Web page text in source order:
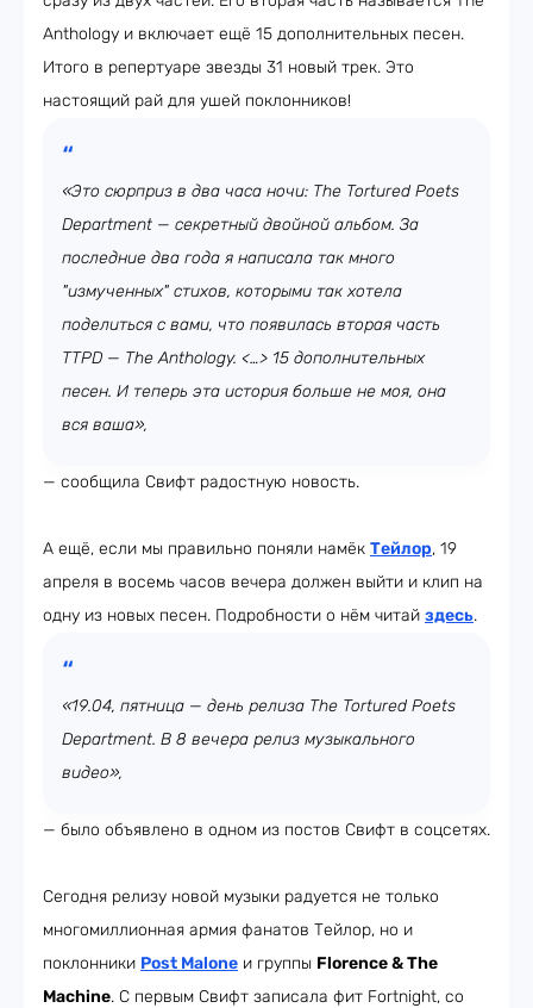
Anthology и включает ещё 15 дополнительных песен.
Итого в репертуаре звезды 31 новый трек. Это
настоящий рай для ушей поклонников!
«Это сюрприз в два часа ночи: The Tortured Poets
Department — секретный двойной альбом. За
последние два года я написала так много
"измученных" стихов, которыми так хотела
поделиться с вами, что появилась вторая часть
TTPD — The Anthology. <…> 15 дополнительных
песен. И теперь эта история больше не моя, она
вся ваша»,
— сообщила Свифт радостную новость.
А ещё, если мы правильно поняли намёк Тейлор, 19
апреля в восемь часов вечера должен выйти и клип на
одну из новых песен. Подробности о нём читай здесь.
«19.04, пятница — день релиза The Tortured Poets
Department. В 8 вечера релиз музыкального
видео»,
— было объявлено в одном из постов Свифт в соцсетях.
Сегодня релизу новой музыки радуется не только
многомиллионная армия фанатов Тейлор, но и
поклонники Post Malone и группы Florence & The
Machine. С первым Свифт записала фит Fortnight, со